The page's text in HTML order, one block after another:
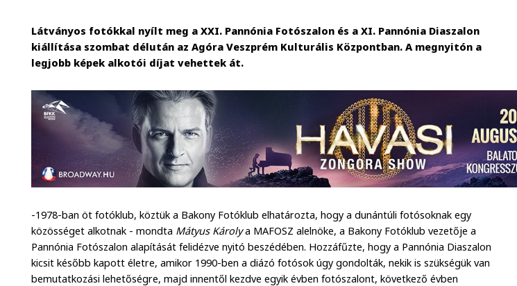
Látványos fotókkal nyílt meg a XXI. Pannónia Fotószalon és a XI. Pannónia Diaszalon
kiállítása szombat délután az Agóra Veszprém Kulturális Központban. A megnyitón a
legjobb képek alkotói díjat vehettek át.
-1978-ban öt fotóklub, köztük a Bakony Fotóklub elhatározta, hogy a dunántúli fotósoknak egy
közösséget alkotnak - mondta Mátyus Károlya MAFOSZ alelnöke, a Bakony Fotóklub vezetője a
Pannónia Fotószalon alapítását felidézve nyitó beszédében. Hozzáfűzte, hogy a Pannónia Diaszalon
kicsit később kapott életre, amikor 1990-ben a diázó fotósok úgy gondolták, nekik is szükségük van
bemutatkozási lehetőségre, majd innentől kezdve egyik évben fotószalont, következő évben